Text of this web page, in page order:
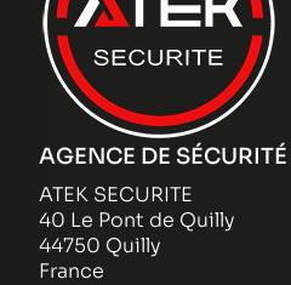
AGENCE DE SÉCURITÉ
ATEK SECURITE
40 Le Pont de Quilly
44750 Quilly
France